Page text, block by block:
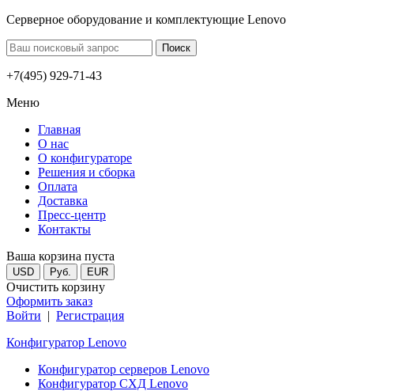
Серверное оборудование и комплектующие Lenovo
+7(495) 929-71-43
Меню
Главная
О нас
О конфигураторе
Решения и сборка
Оплата
Доставка
Пресс-центр
Контакты
Ваша корзина пуста
USD Руб. EUR
Очистить корзину
Оформить заказ
Войти | Регистрация
Конфигуратор Lenovo
Конфигуратор серверов Lenovo
Конфигуратор СХД Lenovo